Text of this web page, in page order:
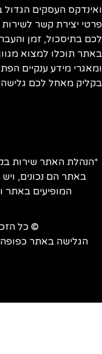
העסקים הגדול
יצירת קשר לשירות
בתיסכול, זמן
תוכלו למצוא
מידע ענקיים
מאחל לכם גלישה
האתר שירות
באתר הם נכונים, ויש
המופיעים באתר
© כל
הגלישה באתר